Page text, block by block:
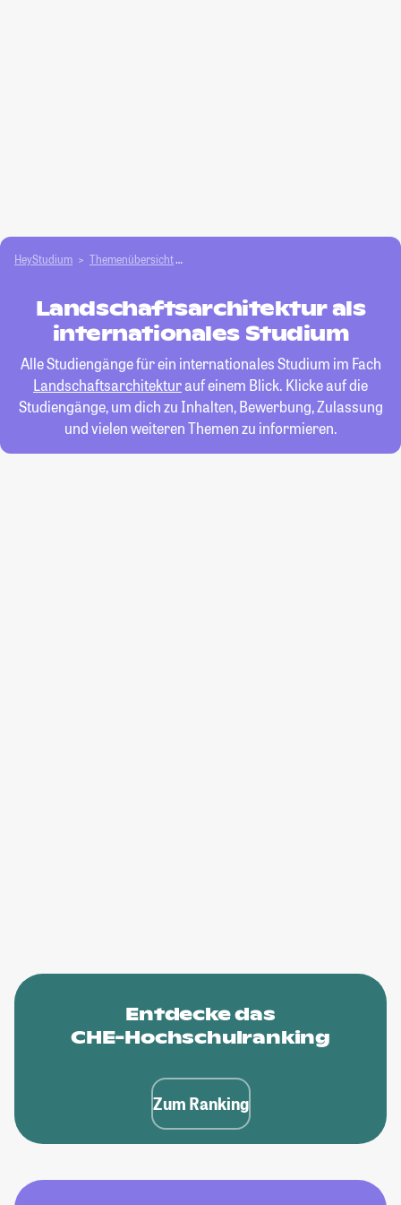
HeyStudium Themenübersicht
Landschaftsarchitektur als
internationales Studium
Alle Studiengänge für ein internationales Studium im Fach
Landschaftsarchitekturauf einem Blick. Klicke auf die
Studiengänge, um dich zu Inhalten, Bewerbung, Zulassung
und vielen weiteren Themen zu informieren.
Entdecke das
CHE-Hochschulranking
Zum Ranking